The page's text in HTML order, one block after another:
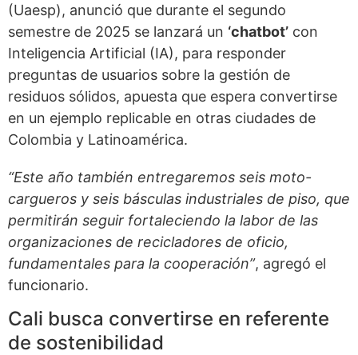
(Uaesp), anunció que durante el segundo
semestre de 2025 se lanzará un ‘chatbot’ con
Inteligencia Artificial (IA), para responder
preguntas de usuarios sobre la gestión de
residuos sólidos, apuesta que espera convertirse
en un ejemplo replicable en otras ciudades de
Colombia y Latinoamérica.
“Este año también entregaremos seis moto-
cargueros y seis básculas industriales de piso, que
permitirán seguir fortaleciendo la labor de las
organizaciones de recicladores de oficio,
fundamentales para la cooperación”, agregó el
funcionario.
Cali busca convertirse en referente
de sostenibilidad